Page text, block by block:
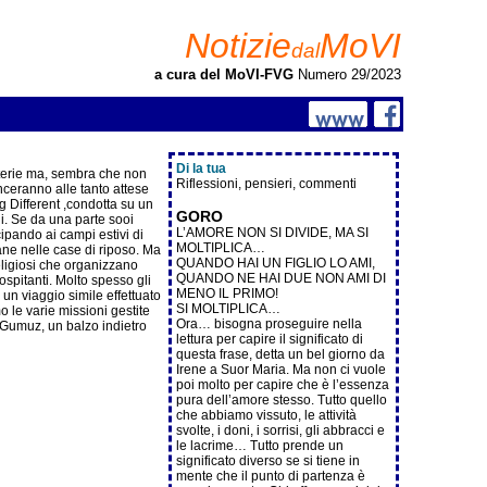
NotiziedalMoVI
a cura del MoVI-FVGNumero 29/2023
Di la tua
Riflessioni, pensieri, commenti
GORO
L’AMORE NON SI DIVIDE, MA SI
MOLTIPLICA…
QUANDO HAI UN FIGLIO LO AMI,
QUANDO NE HAI DUE NON AMI DI
MENO IL PRIMO!
SI MOLTIPLICA…
Ora… bisogna proseguire nella
lettura per capire il significato di
questa frase, detta un bel giorno da
Irene a Suor Maria. Ma non ci vuole
poi molto per capire che è l’essenza
pura dell’amore stesso. Tutto quello
che abbiamo vissuto, le attività
svolte, i doni, i sorrisi, gli abbracci e
le lacrime… Tutto prende un
significato diverso se si tiene in
mente che il punto di partenza è
ma, sembra che non
alle tanto attese
Different ,condotta su un
Se da una parte sooi
ai campi estivi di
nelle case di riposo. Ma
che organizzano
Molto spesso gli
viaggio simile effettuato
le varie missioni gestite
un balzo indietro